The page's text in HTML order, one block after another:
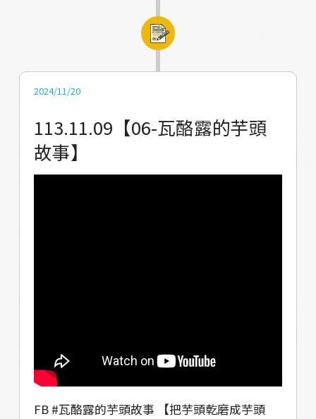
部落vuvu、ina們的農事活動 紀錄了作物從收
穫、加工 再到製成傳統美食的過程 更認識了傳
米、芋頭是部落的傳統作物 是我們的生活支柱
不可或缺的角色 儘管隨著時代的變遷 傳統生活
方式正在改變 但它們所體現的價值觀—— 互
助、分享、尊重自然 將永遠是馬兒部落的核心
2024/11/20
113.11.09【06-瓦酪露的芋頭
故事】
FB #瓦酪露的芋頭故事 【把芋頭乾磨成芋頭